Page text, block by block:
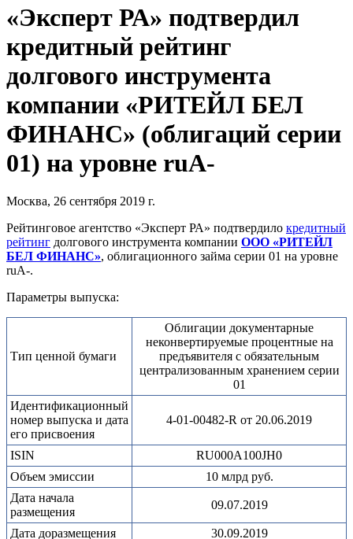
«Эксперт РА» подтвердил
кредитный рейтинг
долгового инструмента
компании «РИТЕЙЛ БЕЛ
ФИНАНС» (облигаций серии
01) на уровне ruА-
Москва, 26 сентября 2019 г.
Рейтинговое агентство «Эксперт РА» подтвердило кредитный
рейтинг долгового инструмента компании ООО «РИТЕЙЛ
БЕЛ ФИНАНС», облигационного займа серии 01 на уровне
ruA-.
Параметры выпуска:
Тип ценной бумаги
Облигации документарные
неконвертируемые процентные на
предъявителя с обязательным
централизованным хранением серии
01
Идентификационный
номер выпуска и дата
его присвоения
4-01-00482-R от 20.06.2019
ISIN
RU000A100JH0
Объем эмиссии
10 млрд руб.
Дата начала
размещения
09.07.2019
Дата доразмещения
30.09.2019